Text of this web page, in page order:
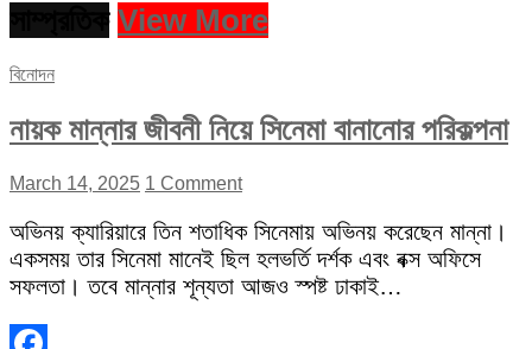
View More
বিনোদন
নায়ক মান্নার জীবনী নিয়ে সিনেমা বানানোর পরিকল্পনা
March 14, 2025 1 Comment
অভিনয় ক্যারিয়ারে তিন শতাধিক সিনেমায় অভিনয় করেছেন মান্না।
একসময় তার সিনেমা মানেই ছিল হলভর্তি দর্শক এবং বক্স অফিসে
সফলতা। তবে মান্নার শূন্যতা আজও স্পষ্ট ঢাকাই…